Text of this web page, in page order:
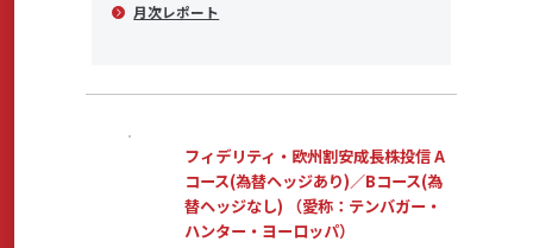
サステナビリティ
月次レポート
フィデリティ・欧州割安成長株投信 A
コース(為替ヘッジあり)／Bコース(為
替ヘッジなし) （愛称：テンバガー・
ハンター・ヨーロッパ）